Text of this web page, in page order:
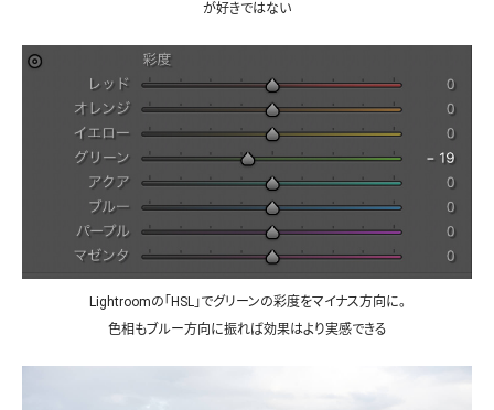
が好きではない
Lightroomの「HSL」でグリーンの彩度をマイナス方向に。
色相もブルー方向に振れば効果はより実感できる